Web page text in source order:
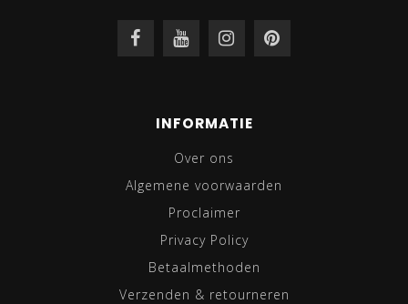
INFORMATIE
Over ons
Algemene voorwaarden
Proclaimer
Privacy Policy
Betaalmethoden
Verzenden & retourneren